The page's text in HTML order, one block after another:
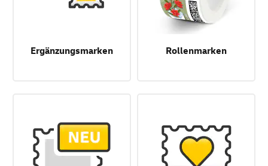
Ergänzungsmarken Rollenmarken